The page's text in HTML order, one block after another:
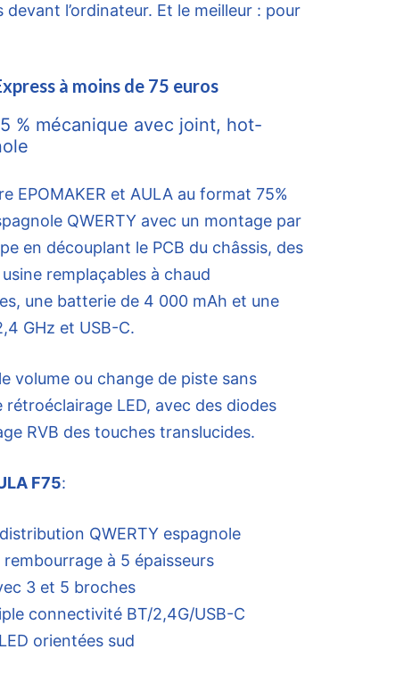
l’ordinateur. Et le meilleur : pour
à moins de 75 euros
% mécanique avec joint, hot-
EPOMAKER et AULA au format 75%
QWERTY avec un montage par
en découplant le PCB du châssis, des
remplaçables à chaud
une batterie de 4 000 mAh et une
GHz et USB-C.
volume ou change de piste sans
LED, avec des diodes
RVB des touches translucides.
F75:
QWERTY espagnole
à 5 épaisseurs
3 et 5 broches
connectivité BT/2,4G/USB-C
orientées sud